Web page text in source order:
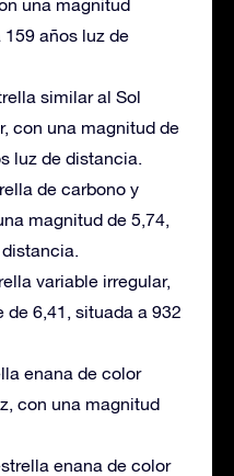
una magnitud
años luz de
similar al Sol
con una magnitud de
luz de distancia.
de carbono y
magnitud de 5,74,
variable irregular,
6,41, situada a 932
enana de color
con una magnitud
enana de color